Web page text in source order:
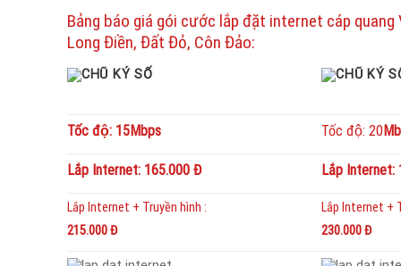
Bảng báo giá gói cước lắp đặt internet cáp
Long Điền, Đất Đỏ, Côn Đảo:
Tốc độ: 15Mbps Tốc độ: 20
Lắp Internet: 165.000 Đ Lắp Internet:
Lắp Internet + Truyền hình :
215.000 Đ
Lắp Internet +
230.000 Đ